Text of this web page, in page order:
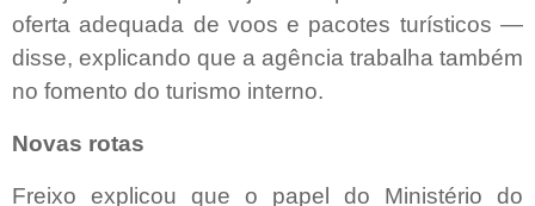
oferta adequada de voos e pacotes turísticos —
disse, explicando que a agência trabalha também
no fomento do turismo interno.
Novas rotas
Freixo explicou que o papel do Ministério do